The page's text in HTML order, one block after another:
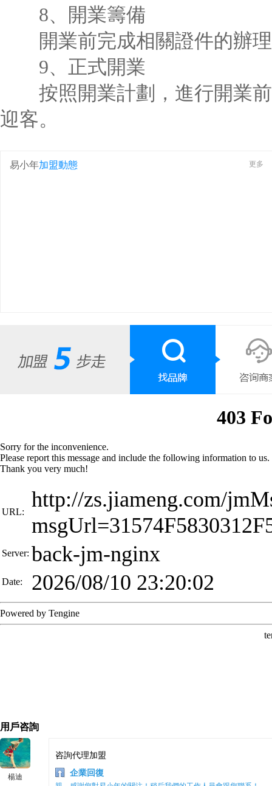
8、開業籌備
開業前完成相關證件的辦理
9、正式開業
按照開業計劃，進行開業前
迎客。
易小年加盟動態 更多
用戶咨詢
楊迪
咨詢代理加盟
企業回復